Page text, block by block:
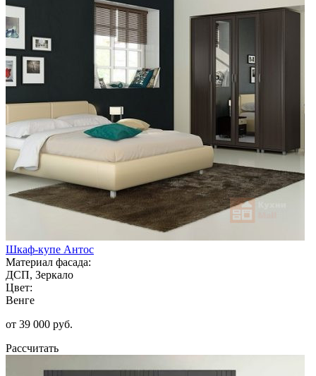
Шкаф-купе Антос
Материал фасада:
ДСП, Зеркало
Цвет:
Венге
от 39 000 руб.
Рассчитать